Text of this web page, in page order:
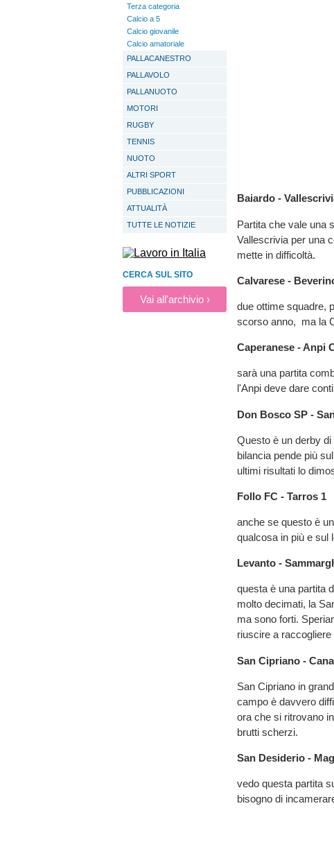
Terza categoria
Calcio a 5
Calcio giovanile
Calcio amatoriale
PALLACANESTRO
PALLAVOLO
PALLANUOTO
MOTORI
RUGBY
TENNIS
NUOTO
ALTRI SPORT
PUBBLICAZIONI
ATTUALITÀ
TUTTE LE NOTIZIE
CERCA SUL SITO
Vai all'archivio ›
Baiardo -
Partita che vale una
Vallescrivia per una
mette in difficoltà.
Calvarese -
due ottime squadre,
scorso anno, ma la
Caperanese - Anpi
sarà una partita
l'Anpi deve dare
Don Bosco SP -
Questo è un derby di
bilancia pende più
ultimi risultati lo
Follo FC - Tarros 1
anche se questo è
qualcosa in più e sul
Levanto -
questa è una partita
molto decimati, la
ma sono forti.
riuscire a
San Cipriano -
San Cipriano in
campo è davvero
ora che si ritrovano
brutti scherzi.
San Desiderio -
vedo questa partita
bisogno di